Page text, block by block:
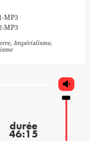
MP3
MP3
, Impérialisme,
46:15